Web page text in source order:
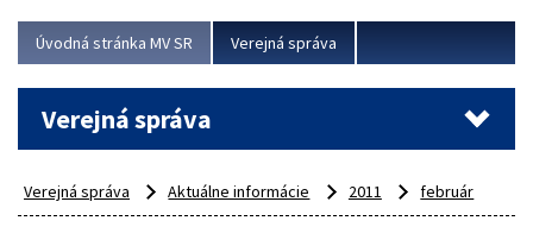
Úvodná stránka MV SR Verejná správa
Verejná správa
Verejná správa Aktuálne informácie 2011 február